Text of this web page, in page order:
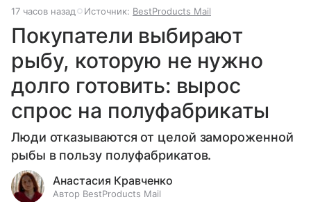
17 часов назад Источник: BestProducts Mail
Покупатели выбирают
рыбу, которую не нужно
долго готовить: вырос
спрос на полуфабрикаты
Люди отказываются от целой замороженной
рыбы в пользу полуфабрикатов.
Анастасия Кравченко
Автор BestProducts Mail